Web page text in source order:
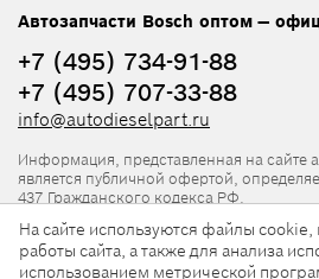
Автозапчасти Bosch оптом —
+7 (495) 734-91-88
+7 (495) 707-33-88
info@autodieselpart.ru
Информация, представленная на сайте
является публичной офертой,
437 Гражданского кодекса РФ.
Нормативная документация
На сайте используются файлы
работы сайта, а также для анализа
использованием метрической